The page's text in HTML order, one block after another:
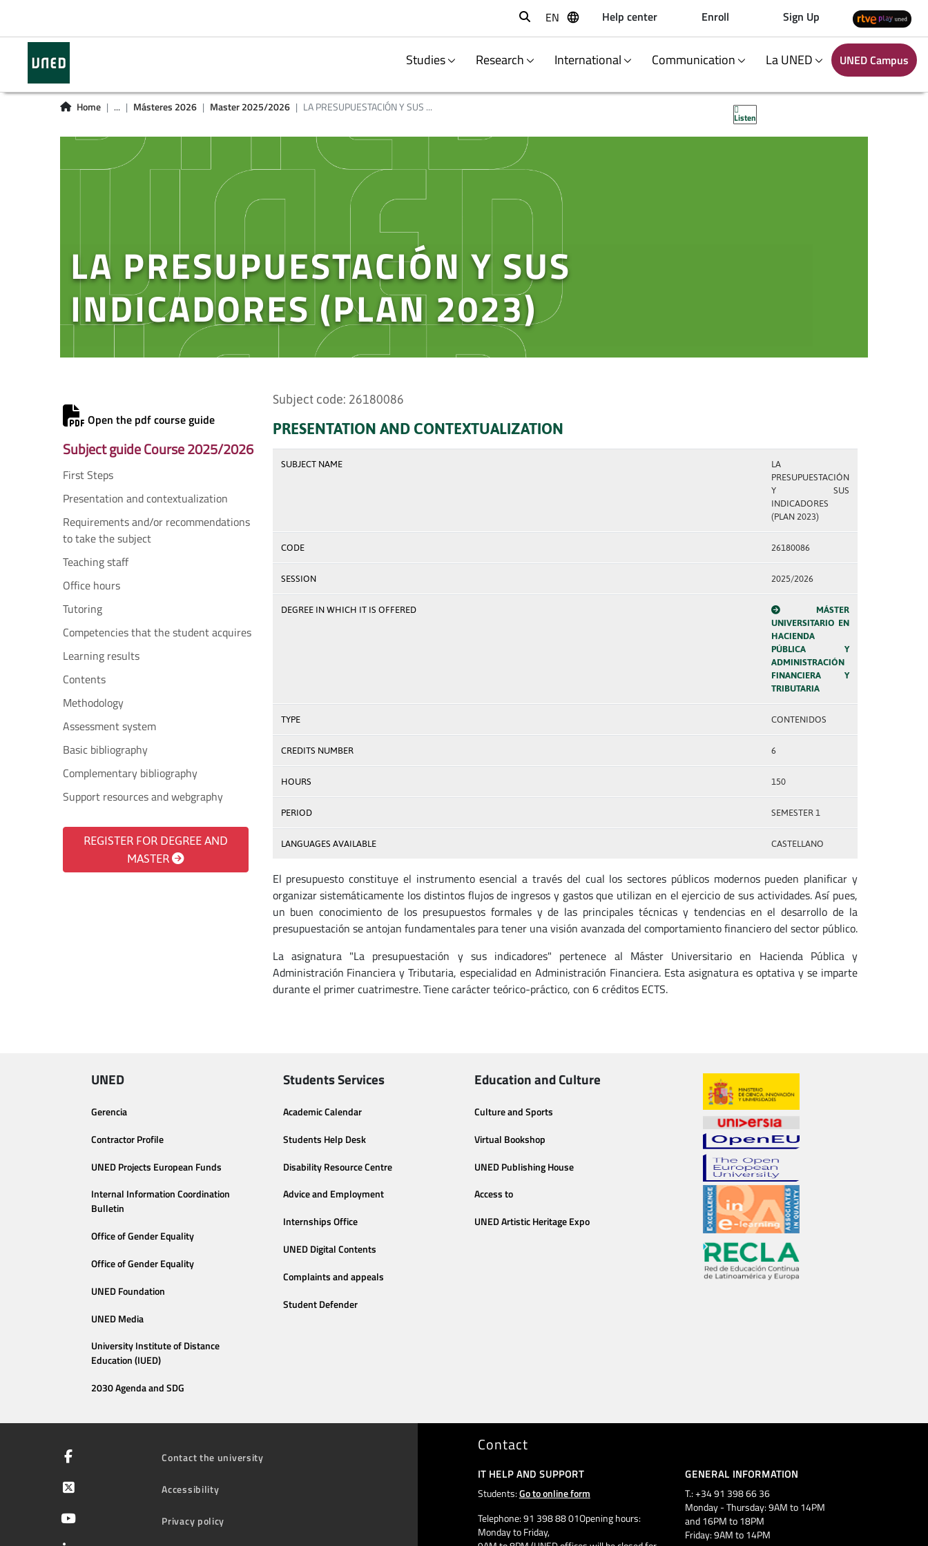
Buscar
EN Help center Enroll Sign Up
Studies Research International Communication La UNED UNED Campus
Home ... Másteres 2026 Master 2025/2026 LA PRESUPUESTACIÓN Y SUS ...
Listen
LA PRESUPUESTACIÓN Y SUS
INDICADORES (PLAN 2023)
Open the pdf course guide
Subject guide Course 2025/2026
First Steps
Presentation and contextualization
Requirements and/or recommendations
to take the subject
Teaching staff
Office hours
Tutoring
Competencies that the student acquires
Learning results
Contents
Methodology
Assessment system
Basic bibliography
Complementary bibliography
Support resources and webgraphy
REGISTER FOR DEGREE AND
MASTER
Subject code: 26180086
PRESENTATION AND CONTEXTUALIZATION
SUBJECT NAME
LA
PRESUPUESTACIÓN
Y SUS
INDICADORES
(PLAN 2023)
CODE 26180086
SESSION 2025/2026
DEGREE IN WHICH IT IS OFFERED
MÁSTER
UNIVERSITARIO EN
HACIENDA
PÚBLICA Y
ADMINISTRACIÓN
FINANCIERA Y
TRIBUTARIA
TYPE CONTENIDOS
CREDITS NUMBER 6
HOURS 150
PERIOD SEMESTER 1
LANGUAGES AVAILABLE CASTELLANO
El presupuesto constituye el instrumento esencial a través del cual los sectores públicos modernos pueden planificar y
organizar sistemáticamente los distintos flujos de ingresos y gastos que utilizan en el ejercicio de sus actividades. Así pues,
un buen conocimiento de los presupuestos formales y de las principales técnicas y tendencias en el desarrollo de la
presupuestación se antojan fundamentales para tener una visión avanzada del comportamiento financiero del sector público.
La asignatura "La presupuestación y sus indicadores" pertenece al Máster Universitario en Hacienda Pública y
Administración Financiera y Tributaria, especialidad en Administración Financiera. Esta asignatura es optativa y se imparte
durante el primer cuatrimestre. Tiene carácter teórico-práctico, con 6 créditos ECTS.
UNED
Gerencia
Contractor Profile
UNED Projects European Funds
Internal Information Coordination
Bulletin
Office of Gender Equality
Office of Gender Equality
UNED Foundation
UNED Media
University Institute of Distance
Education (IUED)
2030 Agenda and SDG
Students Services
Academic Calendar
Students Help Desk
Disability Resource Centre
Advice and Employment
Internships Office
UNED Digital Contents
Complaints and appeals
Student Defender
Education and Culture
Culture and Sports
Virtual Bookshop
UNED Publishing House
Access to
UNED Artistic Heritage Expo
Contact the university
Accessibility
Privacy policy
Contact
IT HELP AND SUPPORT
Students:Go to online form
Telephone: 91 398 88 01Opening hours:
Monday to Friday,
GENERAL INFORMATION
T.: +34 91 398 66 36
Monday - Thursday: 9AM to 14PM
and 16PM to 18PM
Friday: 9AM to 14PM